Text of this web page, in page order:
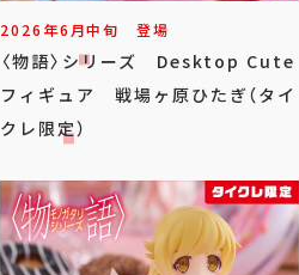
2026年6月中旬 登場
〈物語〉シリーズ Desktop Cute
フィギュア 戦場ヶ原ひたぎ（タイ
クレ限定）